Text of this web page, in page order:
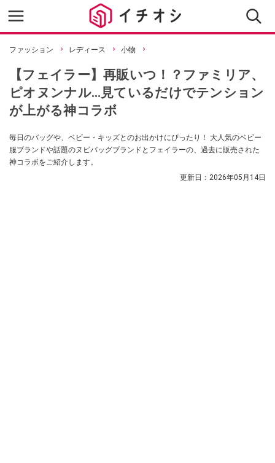
ファッション レディース 小物
【フェイラー】再販いつ！？ファミリア、
ピオヌンナル…見ているだけでテンション
が上がる神コラボ
毎日のバッグや、ベビー・キッズとのお出かけにぴったり！ 大人気のベビー
服ブランドや話題のヌビバッグブランドとフェイラーの、過去に販売された
神コラボをご紹介します。
更新日： 2026年05月14日